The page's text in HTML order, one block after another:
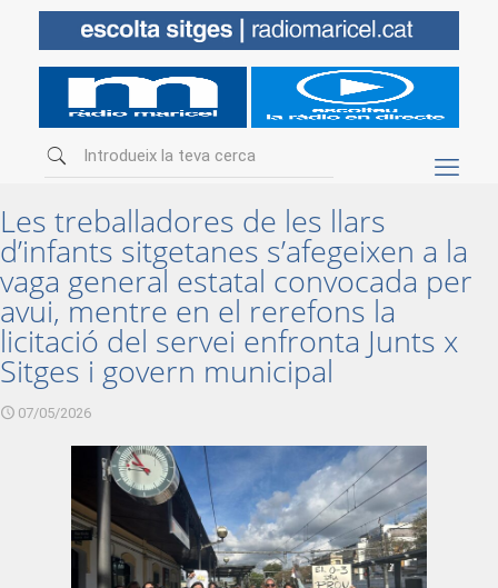
Les treballadores de les llars
d’infants sitgetanes s’afegeixen a la
vaga general estatal convocada per
avui, mentre en el rerefons la
licitació del servei enfronta Junts x
Sitges i govern municipal
07/05/2026